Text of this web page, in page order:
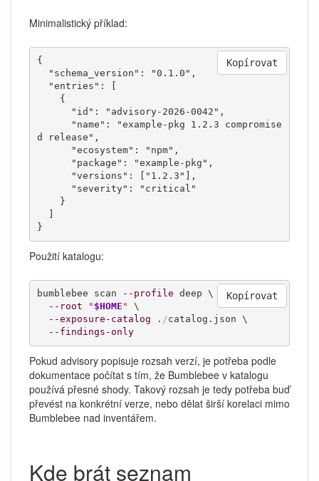
Minimalistický příklad:
{
d release",
}
Kopírovat
Použití katalogu:
bumblebee scan --profile deep \
--root
" $HOME " \
--exposure-catalog . /catalog.json \
--findings-only
Kopírovat
Pokud advisory popisuje rozsah verzí, je potřeba podle
dokumentace počítat s tím, že Bumblebee v katalogu
používá přesné shody. Takový rozsah je tedy potřeba buď
převést na konkrétní verze, nebo dělat širší korelaci mimo
Bumblebee nad inventářem.
Kde brát seznam